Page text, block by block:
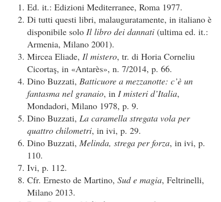
Ed. it.: Edizioni Mediterranee, Roma 1977.
Di tutti questi libri, malauguratamente, in italiano è
disponibile solo Il libro dei dannati (ultima ed. it.:
Armenia, Milano 2001).
Mircea Eliade, Il mistero, tr. di Horia Corneliu
Cicortaş, in «Antarès», n. 7/2014, p. 66.
Dino Buzzati, Batticuore a mezzanotte: c’è un
fantasma nel granaio, in I misteri d’Italia,
Mondadori, Milano 1978, p. 9.
Dino Buzzati, La caramella stregata vola per
quattro chilometri, in ivi, p. 29.
Dino Buzzati, Melinda, strega per forza, in ivi, p.
110.
Ivi, p. 112.
Cfr. Ernesto de Martino, Sud e magia, Feltrinelli,
Milano 2013.